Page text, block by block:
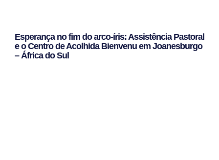
Esperança no fim do arco-íris: Assistência Pastoral
e o Centro de Acolhida Bienvenu em Joanesburgo
– África do Sul